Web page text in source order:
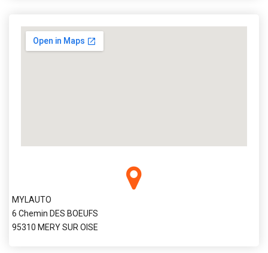
MYLAUTO
6 Chemin DES BOEUFS
95310 MERY SUR OISE